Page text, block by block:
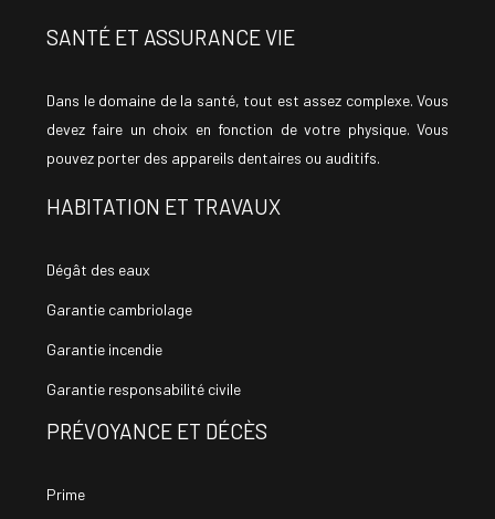
SANTÉ ET ASSURANCE VIE
Dans le domaine de la santé, tout est assez complexe. Vous
devez faire un choix en fonction de votre physique. Vous
pouvez porter des appareils dentaires ou auditifs.
HABITATION ET TRAVAUX
Dégât des eaux
Garantie cambriolage
Garantie incendie
Garantie responsabilité civile
PRÉVOYANCE ET DÉCÈS
Prime